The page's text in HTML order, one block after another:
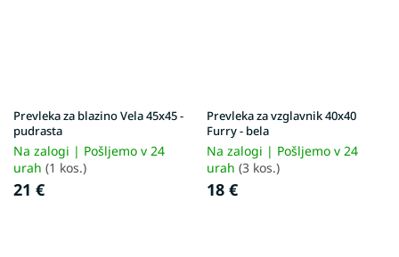
Prevleka za blazino Vela 45x45 -
pudrasta
Na zalogi | Pošljemo v 24
urah (1 kos.)
21 €
Prevleka za vzglavnik 40x40
Furry - bela
Na zalogi | Pošljemo v 24
urah (3 kos.)
18 €